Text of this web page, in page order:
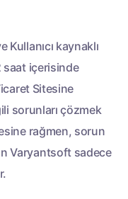
kaynaklı
saat içerisinde
Sitesine
sorunları çözmek
rağmen, sorun
Varyantsoft sadece